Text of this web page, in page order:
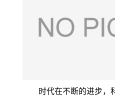
时代在不断的进步，